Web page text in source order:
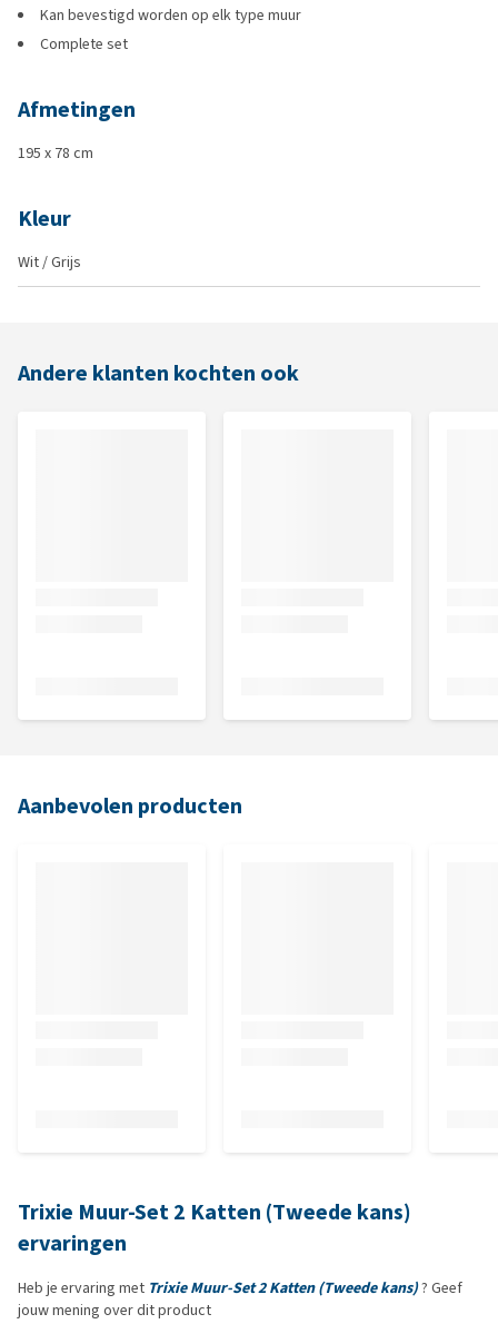
Kan bevestigd worden op elk type muur
Complete set
Afmetingen
195 x 78 cm
Kleur
Wit / Grijs
Andere klanten kochten ook
Aanbevolen producten
Trixie Muur-Set 2 Katten (Tweede kans)
ervaringen
Heb je ervaring met Trixie Muur-Set 2 Katten (Tweede kans)? Geef
jouw mening over dit product